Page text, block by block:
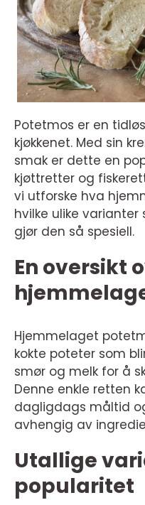
Potetmos er en
kjøkkenet. Med sin
smak er dette en
kjøttretter og
vi utforske hva
hvilke ulike
gjør den så spesiell.
En oversikt
Hjemmelaget
kokte poteter som
smør og melk for å
Denne enkle retten
dagligdags måltid
avhengig av
Utallige
popularitet